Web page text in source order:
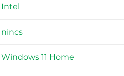
Intel
nincs
Windows 11 Home